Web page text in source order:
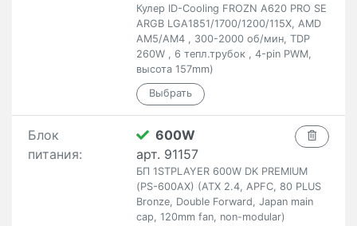
Кулер ID-Cooling FROZN A620 PRO SE
ARGB LGA1851/1700/1200/115X, AMD
AM5/AM4 , 300-2000 об/мин, TDP
260W , 6 тепл.трубок , 4-pin PWM,
высота 157mm)
Блок
питания:
600W
арт. 91157
БП 1STPLAYER 600W DK PREMIUM
(PS-600AX) (ATX 2.4, APFC, 80 PLUS
Bronze, Double Forward, Japan main
cap, 120mm fan, non-modular)